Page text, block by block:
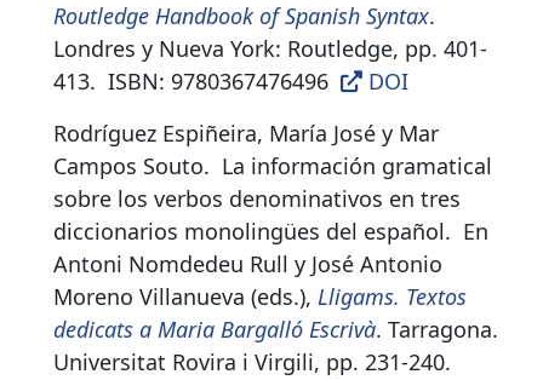
Routledge Handbook of Spanish Syntax.
Londres y Nueva York: Routledge, pp. 401-
413. ISBN: 9780367476496
DOI
Rodríguez Espiñeira, María José y Mar
Campos Souto. La información gramatical
sobre los verbos denominativos en tres
diccionarios monolingües del español. En
Antoni Nomdedeu Rull y José Antonio
Moreno Villanueva (eds.), Lligams. Textos
dedicats a Maria Bargalló Escrivà. Tarragona.
Universitat Rovira i Virgili, pp. 231-240.